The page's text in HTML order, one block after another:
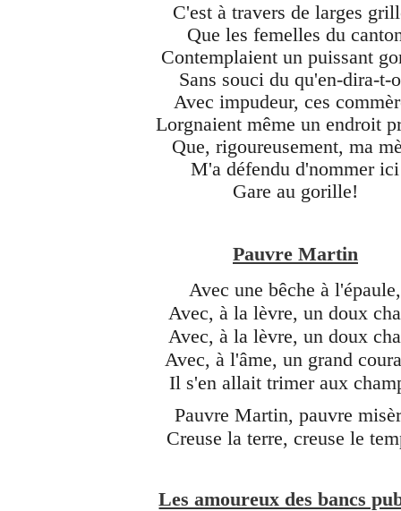
C'est à travers de larges
Que les femelles du
Contemplaient un puissant
Sans souci du qu'en-dira-t-
Avec impudeur, ces
Lorgnaient même un endroit
Que, rigoureusement, ma
M'a défendu d'nommer ici
Gare au gorille!
Pauvre Martin
Avec une bêche à l'épaule,
Avec, à la lèvre, un doux
Avec, à la lèvre, un doux
Avec, à l'âme, un grand
Il s'en allait trimer aux
Pauvre Martin, pauvre
Creuse la terre, creuse le
Les amoureux des bancs